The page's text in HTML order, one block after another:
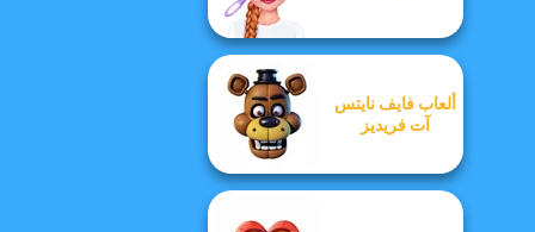
ألعاب فايف نايتس
آت فريديز